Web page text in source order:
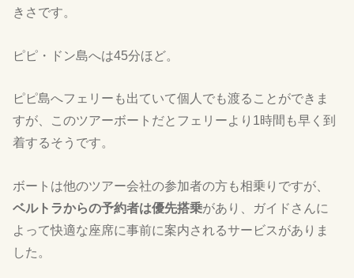
きさです。
ピピ・ドン島へは45分ほど。
ピピ島へフェリーも出ていて個人でも渡ることができま
すが、このツアーボートだとフェリーより1時間も早く到
着するそうです。
ボートは他のツアー会社の参加者の方も相乗りですが、
ベルトラからの予約者は優先搭乗があり、ガイドさんに
よって快適な座席に事前に案内されるサービスがありま
した。